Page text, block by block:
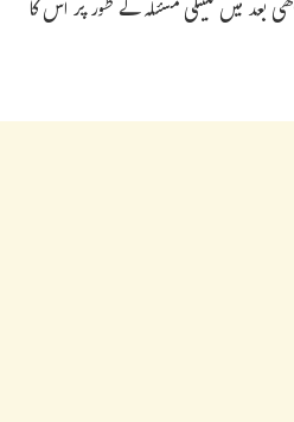
بعد میں تکنیکی مسئلہ کے طور پر اس کا